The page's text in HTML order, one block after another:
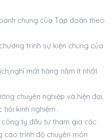
chung của Tập đoàn theo
trình sự kiện chung của
mát hàng năm ít nhất
chuyên nghiệp và hiện đại,
hỏi kinh nghiệm .
ty đầu tư tham gia các
trình độ chuyên môn